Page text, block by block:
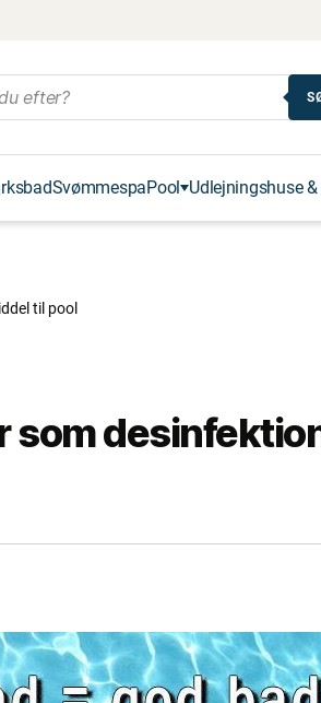
SvømmespaPool Udlejningshuse
til pool
som